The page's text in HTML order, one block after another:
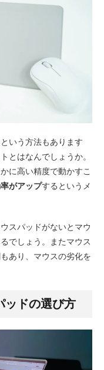
いう方法もあります
とはなんでしょうか。
に高い精度で動かすこ
がアップするというメ
スパッドがないとマウ
でしょう。またマウス
あり、マウスの劣化を
ッドの選び方